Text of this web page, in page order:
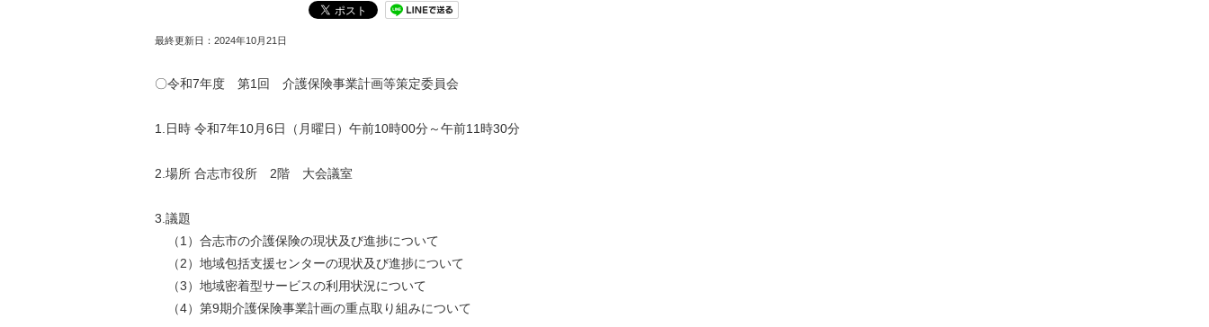
最終更新日： 2024年10月21日
〇令和7年度 第1回 介護保険事業計画等策定委員会
1.日時 令和7年10月6日（月曜日）午前10時00分～午前11時30分
2.場所 合志市役所 2階 大会議室
3.議題
（1）合志市の介護保険の現状及び進捗について
（2）地域包括支援センターの現状及び進捗について
（3）地域密着型サービスの利用状況について
（4）第9期介護保険事業計画の重点取り組みについて